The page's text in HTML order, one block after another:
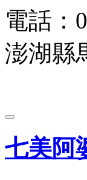
電話：
澎湖縣
七美阿